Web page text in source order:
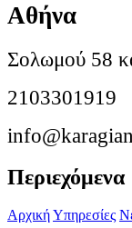
Αθήνα
Σολωμού 58
2103301919
Περιεχόμενα
ΑρχικήΥπηρεσίες